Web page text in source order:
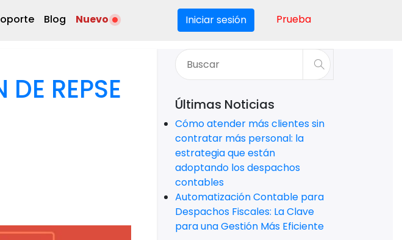
Blog Nuevo Iniciar sesión Prueba
REPSE Últimas Noticias
Cómo atender más clientes sin
contratar más personal: la
estrategia que están
adoptando los despachos
contables
Automatización Contable para
Despachos Fiscales: La Clave
para una Gestión Más Eficiente